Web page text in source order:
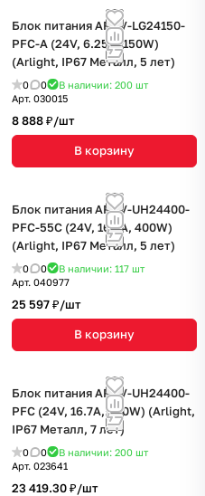
Блок питания ARPV-LG24150-
PFC-A (24V, 6.25A, 150W)
(Arlight, IP67 Металл, 5 лет)
0 0 В наличии: 200 шт
Арт. 030015
8 888 ₽/шт
В корзину
Блок питания ARPV-UH24400-
PFC-55C (24V, 16.7A, 400W)
(Arlight, IP67 Металл, 5 лет)
0 0 В наличии: 117 шт
Арт. 040977
25 597 ₽/шт
В корзину
Блок питания ARPV-UH24400-
PFC (24V, 16.7A, 400W) (Arlight,
IP67 Металл, 7 лет)
0 0 В наличии: 200 шт
Арт. 023641
23 419.30 ₽/шт